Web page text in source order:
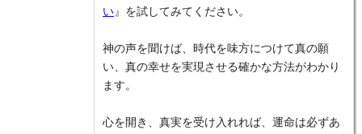
い 』を試してみてください。
神の声を聞けば、時代を味方につけて真の願
い、真の幸せを実現させる確かな方法がわかり
ます。
心を開き、真実を受け入れれば、運命は必ずあ